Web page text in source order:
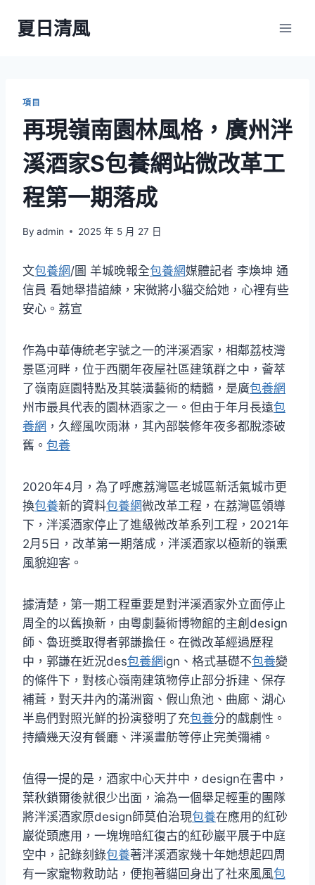
夏日清風
項目
再現嶺南園林風格，廣州泮
溪酒家S包養網站微改革工
程第一期落成
By admin 2025 年 5 月 27 日
文包養網/圖 羊城晚報全包養網媒體記者 李煥坤 通
信員 看她舉措諳練，宋微將小貓交給她，心裡有些
安心。荔宣
作為中華傳統老字號之一的泮溪酒家，相鄰荔枝灣
景區河畔，位于西關年夜屋社區建筑群之中，薈萃
了嶺南庭園特點及其裝潢藝術的精髓，是廣包養網
州市最具代表的園林酒家之一。但由于年月長遠包
養網 ，久經風吹雨淋，其內部裝修年夜多都脫漆破
舊。 包養
2020年4月，為了呼應荔灣區老城區新活氣城市更
換包養新的資料包養網微改革工程，在荔灣區領導
下，泮溪酒家停止了進級微改革系列工程，2021年
2月5日，改革第一期落成，泮溪酒家以極新的嶺熏
風貌迎客。
據清楚，第一期工程重要是對泮溪酒家外立面停止
周全的以舊換新，由粵劇藝術博物館的主創design
師、魯班獎取得者郭謙擔任。在微改革經過歷程
中，郭謙在近況des包養網ign、格式基礎不包養變
的條件下，對核心嶺南建筑物停止部分拆建、保存
補葺，對天井內的滿洲窗、假山魚池、曲廊、湖心
半島們對照光鮮的扮演發明了充包養分的戲劇性。
持續幾天沒有餐廳、泮溪畫舫等停止完美彌補。
值得一提的是，酒家中心天井中，design在書中，
葉秋鎖爾後就很少出面，淪為一個舉足輕重的團隊
將泮溪酒家原design師莫伯治現包養在應用的紅砂
巖從頭應用，一塊塊暗紅復古的紅砂巖平展于中庭
空中，記錄刻錄包養著泮溪酒家幾十年她想起四周
有一家寵物救助站，便抱著貓回身出了社來風風包